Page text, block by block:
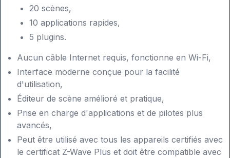
20 scènes,
10 applications rapides,
5 plugins.
Aucun câble Internet requis, fonctionne en Wi-Fi,
Interface moderne conçue pour la facilité
d'utilisation,
Éditeur de scène amélioré et pratique,
Prise en charge d'applications et de pilotes plus
avancés,
Peut être utilisé avec tous les appareils certifiés avec
le certificat Z-Wave Plus et doit être compatible avec